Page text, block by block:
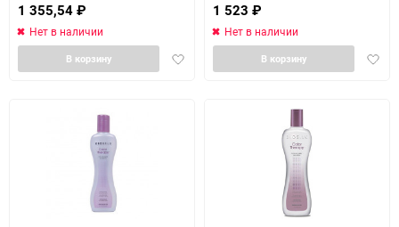
1 355,54 ₽
Нет в наличии
Добавить
В корзину
1 523 ₽
Нет в наличии
В корзину